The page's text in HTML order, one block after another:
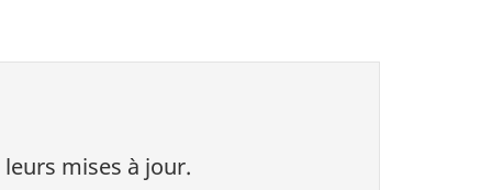
mises à jour.